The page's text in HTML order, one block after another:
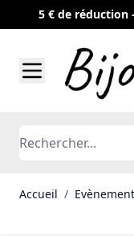
5 € de réduction
Rechercher
Accueil /